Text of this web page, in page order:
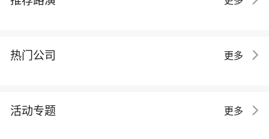
热门公司 更多
活动专题 更多